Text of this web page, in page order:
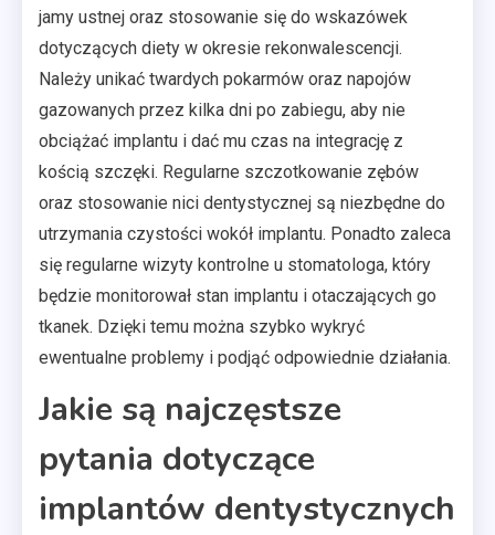
jamy ustnej oraz stosowanie się do wskazówek
dotyczących diety w okresie rekonwalescencji.
Należy unikać twardych pokarmów oraz napojów
gazowanych przez kilka dni po zabiegu, aby nie
obciążać implantu i dać mu czas na integrację z
kością szczęki. Regularne szczotkowanie zębów
oraz stosowanie nici dentystycznej są niezbędne do
utrzymania czystości wokół implantu. Ponadto zaleca
się regularne wizyty kontrolne u stomatologa, który
będzie monitorował stan implantu i otaczających go
tkanek. Dzięki temu można szybko wykryć
ewentualne problemy i podjąć odpowiednie działania.
Jakie są najczęstsze
pytania dotyczące
implantów dentystycznych